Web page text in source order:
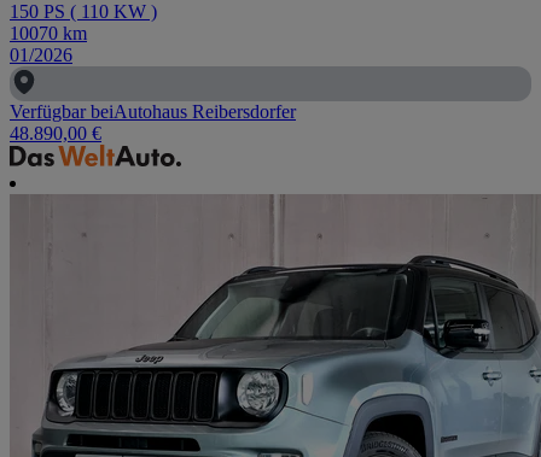
150 PS ( 110 KW )
10070 km
01/2026
Verfügbar beiAutohaus Reibersdorfer
48.890,00 €